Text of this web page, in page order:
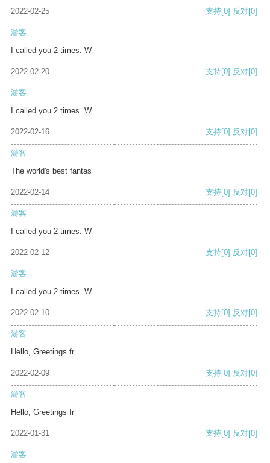
2022-02-25 支持[0] 反对[0]
游客
I called you 2 times. W
2022-02-20 支持[0] 反对[0]
游客
I called you 2 times. W
2022-02-16 支持[0] 反对[0]
游客
The world's best fantas
2022-02-14 支持[0] 反对[0]
游客
I called you 2 times. W
2022-02-12 支持[0] 反对[0]
游客
I called you 2 times. W
2022-02-10 支持[0] 反对[0]
游客
Hello, Greetings fr
2022-02-09 支持[0] 反对[0]
游客
Hello, Greetings fr
2022-01-31 支持[0] 反对[0]
游客